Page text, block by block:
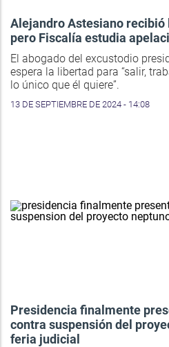
Alejandro Astesiano
pero Fiscalía estudia
El abogado del excustodio
espera la libertad para “salir,
lo único que él quiere”.
13 DE SEPTIEMBRE DE 2024 - 14:08
Presidencia finalmente
contra suspensión del
feria judicial